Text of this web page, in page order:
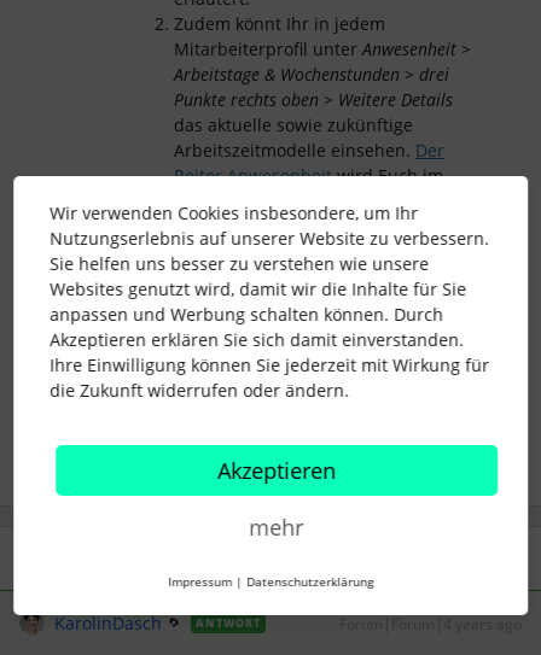
Zudem könnt Ihr in jedem
Mitarbeiterprofil unterAnwesenheit >
Arbeitstage & Wochenstunden > drei
Punkte rechts oben > Weitere Details
das aktuelle sowie zukünftige
Arbeitszeitmodelle einsehen. Der
Reiter Anwesenheitwird Euch im
Helpcenter auch nochmal näher
beschrieben.
Viele Grüße,
Karo
Anwesenheit Arbeitszeitmodell
KarolinDasch ANTWORT Forum|Forum|4 years ago
Wir verwenden Cookies insbesondere, um Ihr
Nutzungserlebnis auf unserer Website zu verbessern.
Sie helfen uns besser zu verstehen wie unsere
Websites genutzt wird, damit wir die Inhalte für Sie
anpassen und Werbung schalten können. Durch
Akzeptieren erklären Sie sich damit einverstanden.
Ihre Einwilligung können Sie jederzeit mit Wirkung für
die Zukunft widerrufen oder ändern.
Akzeptieren
mehr
Impressum | Datenschutzerklärung